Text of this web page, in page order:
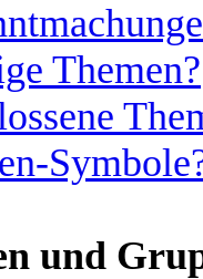
Themen?
und